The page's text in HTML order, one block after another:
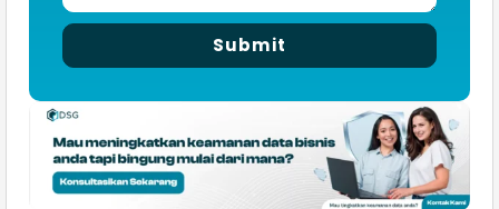
Submit